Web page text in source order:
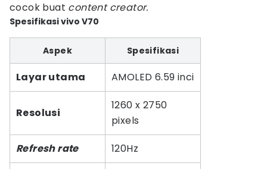
cocok buat content creator.
Spesifikasi vivo V70
Aspek Spesifikasi
Layar utama AMOLED 6.59 inci
Resolusi
1260 x 2750
pixels
Refresh rate 120Hz